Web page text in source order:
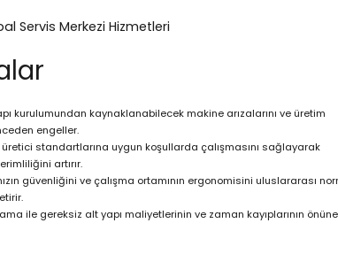
Servis Merkezi Hizmetleri
kurulumundan kaynaklanabilecek makine arızalarını ve üretim
engeller.
standartlarına uygun koşullarda çalışmasını sağlayarak
artırır.
güvenliğini ve çalışma ortamının ergonomisini uluslararası
ile gereksiz alt yapı maliyetlerinin ve zaman kayıplarının